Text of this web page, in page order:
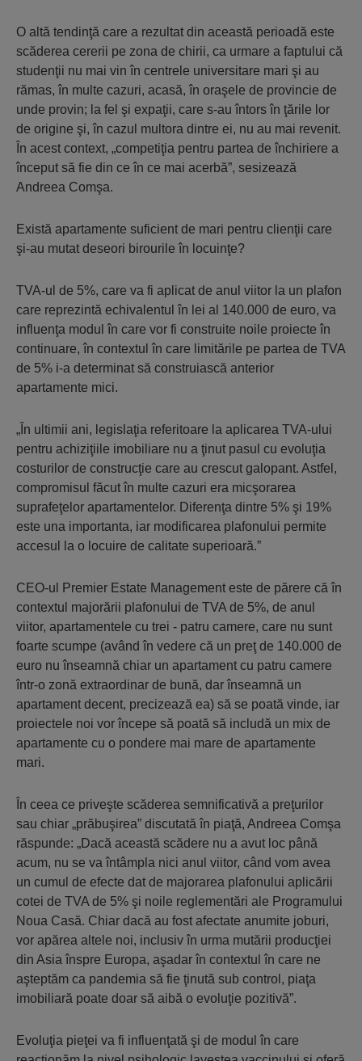
O altă tendinţă care a rezultat din această perioadă este
scăderea cererii pe zona de chirii, ca urmare a faptului că
studenţii nu mai vin în centrele universitare mari şi au
rămas, în multe cazuri, acasă, în oraşele de provincie de
unde provin; la fel şi expaţii, care s-au întors în ţările lor
de origine şi, în cazul multora dintre ei, nu au mai revenit.
În acest context, „competiţia pentru partea de închiriere a
început să fie din ce în ce mai acerbă”, sesizează
Andreea Comşa.
Există apartamente suficient de mari pentru clienţii care
şi-au mutat deseori birourile în locuinţe?
TVA-ul de 5%, care va fi aplicat de anul viitor la un plafon
care reprezintă echivalentul în lei al 140.000 de euro, va
influenţa modul în care vor fi construite noile proiecte în
continuare, în contextul în care limitările pe partea de TVA
de 5% i-a determinat să construiască anterior
apartamente mici.
„În ultimii ani, legislaţia referitoare la aplicarea TVA-ului
pentru achiziţiile imobiliare nu a ţinut pasul cu evoluţia
costurilor de construcţie care au crescut galopant. Astfel,
compromisul făcut în multe cazuri era micşorarea
suprafeţelor apartamentelor. Diferenţa dintre 5% şi 19%
este una importanta, iar modificarea plafonului permite
accesul la o locuire de calitate superioară.”
CEO-ul Premier Estate Management este de părere că în
contextul majorării plafonului de TVA de 5%, de anul
viitor, apartamentele cu trei - patru camere, care nu sunt
foarte scumpe (având în vedere că un preţ de 140.000 de
euro nu înseamnă chiar un apartament cu patru camere
într-o zonă extraordinar de bună, dar înseamnă un
apartament decent, precizează ea) să se poată vinde, iar
proiectele noi vor începe să poată să includă un mix de
apartamente cu o pondere mai mare de apartamente
mari.
În ceea ce priveşte scăderea semnificativă a preţurilor
sau chiar „prăbuşirea” discutată în piaţă, Andreea Comşa
răspunde: „Dacă această scădere nu a avut loc până
acum, nu se va întâmpla nici anul viitor, când vom avea
un cumul de efecte dat de majorarea plafonului aplicării
cotei de TVA de 5% şi noile reglementări ale Programului
Noua Casă. Chiar dacă au fost afectate anumite joburi,
vor apărea altele noi, inclusiv în urma mutării producţiei
din Asia înspre Europa, aşadar în contextul în care ne
aşteptăm ca pandemia să fie ţinută sub control, piaţa
imobiliară poate doar să aibă o evoluţie pozitivă”.
Evoluţia pieţei va fi influenţată şi de modul în care